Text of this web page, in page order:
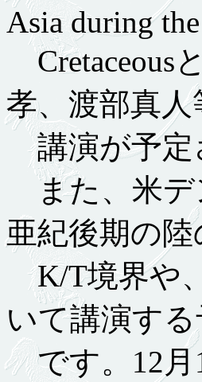
Asia during the
Cretaceous
孝、渡部真人
講演が予定
また、米デ
亜紀後期の陸
K/T境界や
いて講演する
です。12月1